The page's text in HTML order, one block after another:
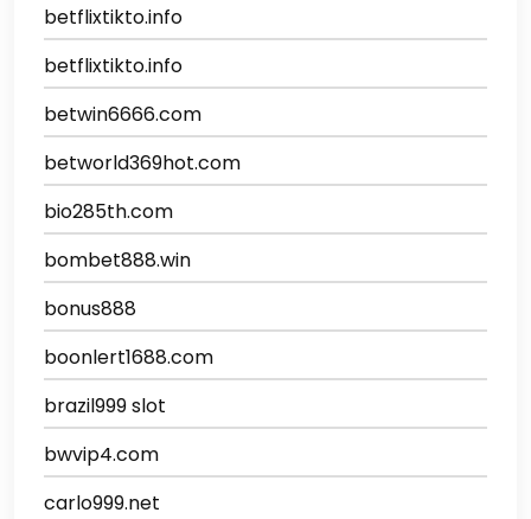
betflixtikto.info
betflixtikto.info
betwin6666.com
betworld369hot.com
bio285th.com
bombet888.win
bonus888
boonlert1688.com
brazil999 slot
bwvip4.com
carlo999.net